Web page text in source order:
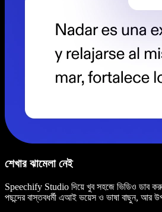
শেখার ঝামেলা নেই
Speechify Studio দিয়ে খুব সহজে ভিডিও ডাব
পছন্দের বাস্তবধর্মী এআই ভয়েস ও ভাষা বাছুন, আর